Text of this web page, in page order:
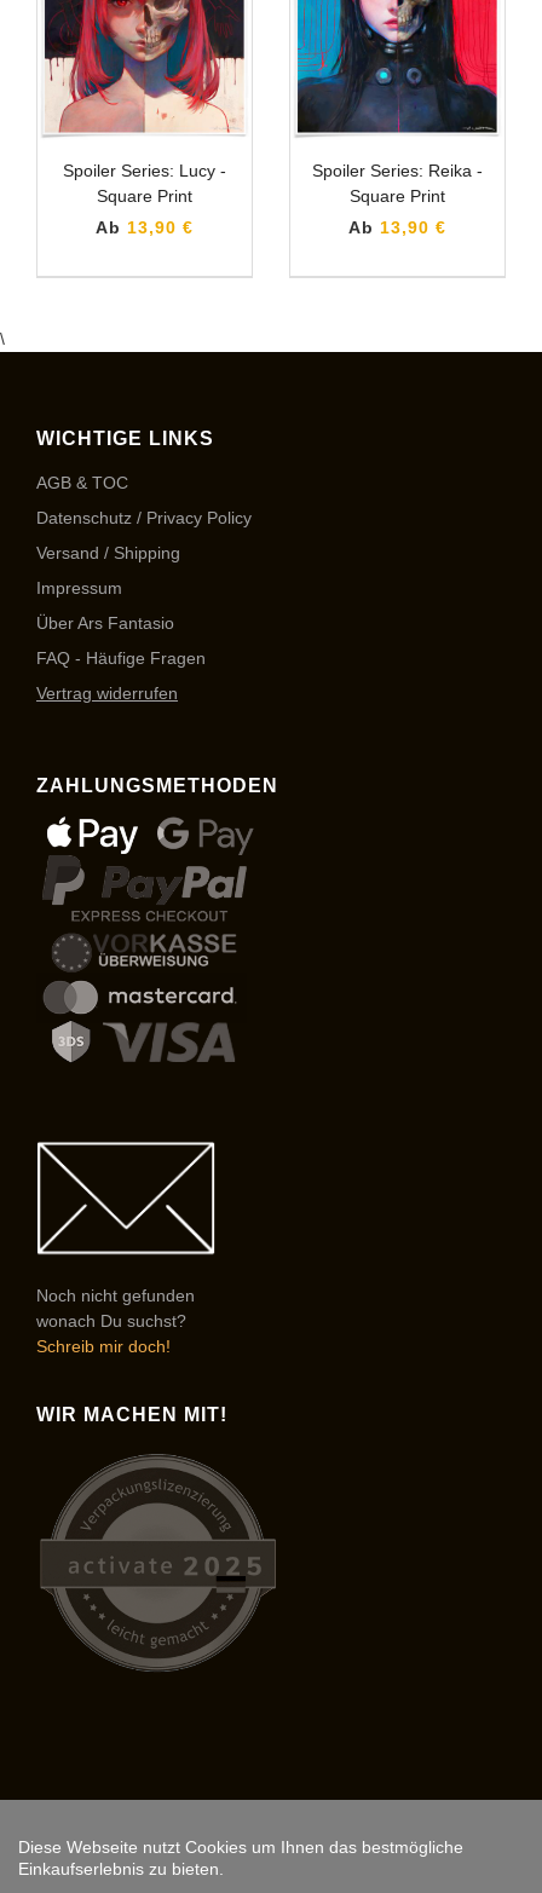
Spoiler Series: Lucy -
Square Print
Ab 13,90 €
Spoiler Series: Reika -
Square Print
Ab 13,90 €
\
WICHTIGE LINKS
AGB & TOC
Datenschutz / Privacy Policy
Versand / Shipping
Impressum
Über Ars Fantasio
FAQ - Häufige Fragen
Vertrag widerrufen
ZAHLUNGSMETHODEN
Noch nicht gefunden
wonach Du suchst?
Schreib mir doch!
WIR MACHEN MIT!
Copyright © 2026, ARS FANTASIO.
Diese Webseite nutzt Cookies um Ihnen das bestmögliche
Einkaufserlebnis zu bieten.